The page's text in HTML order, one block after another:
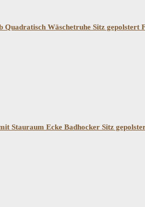
Quadratisch Wäschetruhe Sitz
Stauraum Ecke Badhocker Sitz